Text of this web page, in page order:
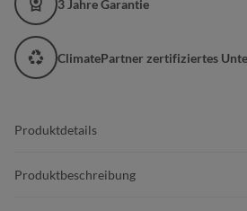
3 Jahre Garantie
ClimatePartner zertifiziertes
Produktdetails
Produktbeschreibung